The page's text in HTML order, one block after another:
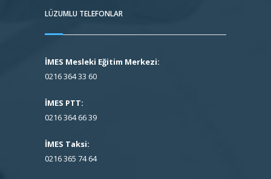
LÜZUMLU TELEFONLAR
İMES Mesleki Eğitim Merkezi:
0216 364 33 60
İMES PTT:
0216 364 66 39
İMES Taksi:
0216 365 74 64